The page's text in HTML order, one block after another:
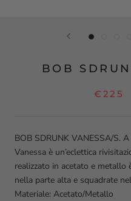
BOB
€225
BOB SDRUNK VANESSA/S.
Vanessa è un’eclettica
realizzato in acetato e
nella parte alta e squadrate
Materiale: Acetato/Metallo